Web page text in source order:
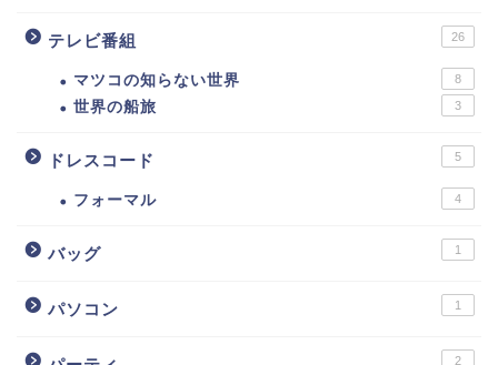
テレビ番組 26
マツコの知らない世界 8
世界の船旅 3
ドレスコード 5
フォーマル 4
バッグ 1
パソコン 1
2